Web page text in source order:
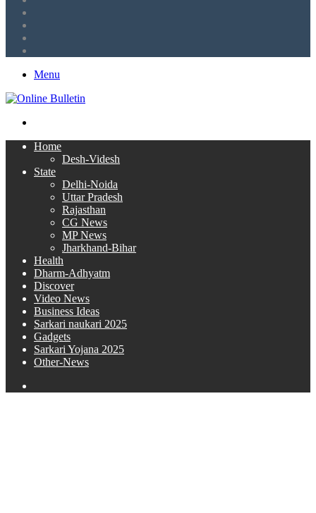
Menu
Home
Desh-Videsh
State
Delhi-Noida
Uttar Pradesh
Rajasthan
CG News
MP News
Jharkhand-Bihar
Health
Dharm-Adhyatm
Discover
Video News
Business Ideas
Sarkari naukari 2025
Gadgets
Sarkari Yojana 2025
Other-News